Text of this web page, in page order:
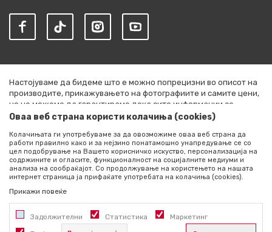
Настојуваме да бидеме што е можно попрецизни во описот на
производите, прикажувањето на фотографиите и самите цени,
но не можеме да гарантираме дека сите информации се
комплетни и без грешки. Сите артикли прикажани на сајтот се
секој момент. Расположливоста на производите можете да ја
проверите со повик на +389 76 444 490
©2026 literatura.mk, Изработено одNB SOFT. Сите права
задржани.
Оваа веб страна користи колачиња (cookies)
Колачињата ги употребуваме за да овозможиме оваа веб страна да
работи правилно како и за нејзино понатамошно унапредување се со
цел подобрување на Вашето корисничко искуство, персонализација на
содржините и огласите, функционалност на социјалните медиуми и
анализа на сообраќајот. Со продолжување на користењето на нашата
интернет страница ја прифаќате употребата на колачиња (cookies).
Прикажи повеќе
Задолжителни Статистика Маркетинг